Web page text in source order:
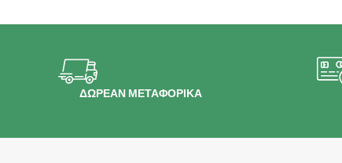
ΔΩΡΕΑΝ ΜΕΤΑΦΟΡΙΚΑ